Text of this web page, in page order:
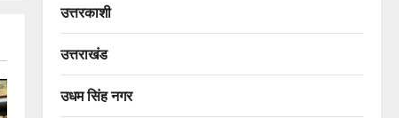
उत्तरकाशी
उत्तराखंड
उधम सिंह नगर